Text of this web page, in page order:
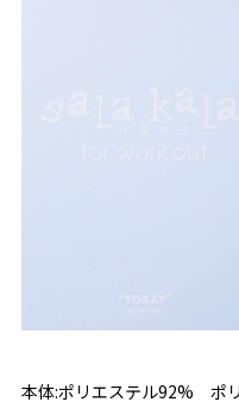
本体:ポリエステル92% ポ